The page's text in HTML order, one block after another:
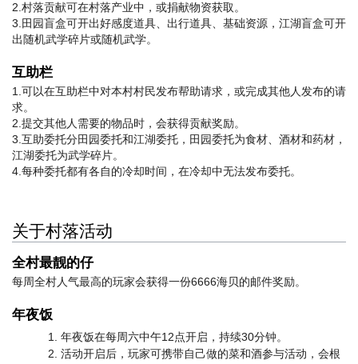
2.村落贡献可在村落产业中，或捐献物资获取。
3.田园盲盒可开出好感度道具、出行道具、基础资源，江湖盲盒可开
出随机武学碎片或随机武学。
互助栏
1.可以在互助栏中对本村村民发布帮助请求，或完成其他人发布的请
求。
2.提交其他人需要的物品时，会获得贡献奖励。
3.互助委托分田园委托和江湖委托，田园委托为食材、酒材和药材，
江湖委托为武学碎片。
4.每种委托都有各自的冷却时间，在冷却中无法发布委托。
关于村落活动
全村最靓的仔
每周全村人气最高的玩家会获得一份6666海贝的邮件奖励。
年夜饭
年夜饭在每周六中午12点开启，持续30分钟。
活动开启后，玩家可携带自己做的菜和酒参与活动，会根